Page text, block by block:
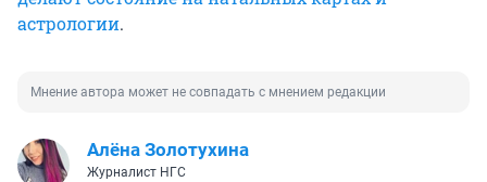
астрологии.
Мнение автора может не совпадать с мнением редакции
Алёна Золотухина
Журналист НГС